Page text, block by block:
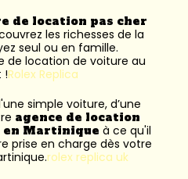
de location pas cher
les richesses de la
seul ou en famille.
de location de voiture au
!Rolex Replica
simple voiture, d’une
agence de location
en Martinique à ce qu'il
prise en charge dès votre
rolex replica uk